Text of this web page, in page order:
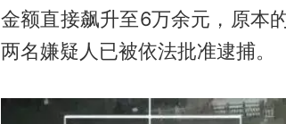
金额直接飙升至6万余元，原本
两名嫌疑人已被依法批准逮捕。